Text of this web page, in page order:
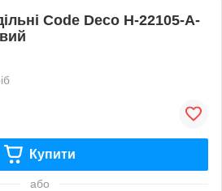
Code Deco H-22105-A-
Купити
або